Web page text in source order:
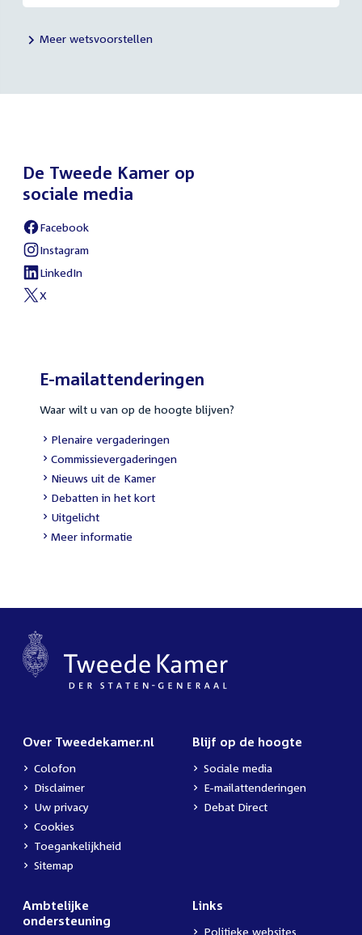
Meer wetsvoorstellen
De Tweede Kamer op
sociale media
External
link:
Facebook
External
link:
Instagram
External
link:
LinkedIn
External
X
E-mailattenderingen
Waar wilt u van op de hoogte blijven?
External
link:
Plenaire vergaderingen
External
link:
Commissievergaderingen
External
link:
Nieuws uit de Kamer
External
link:
Debatten in het kort
External
link:
Uitgelicht
Meer informatie
Over Tweedekamer.nl
Colofon
Disclaimer
Uw privacy
Cookies
Toegankelijkheid
Sitemap
Blijf op de hoogte
Sociale media
E-mailattenderingen
Debat Direct
Ambtelijke
ondersteuning
Links
Politieke websites